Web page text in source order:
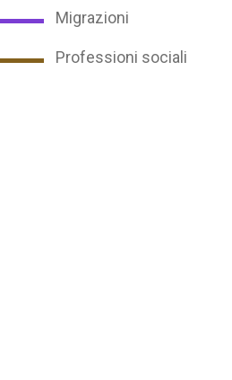
Migrazioni
Professioni sociali